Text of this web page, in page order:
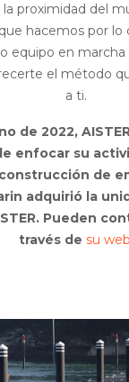
proximidad del
hacemos por
equipo en marcha
el método
a ti.
de 2022,
enfocar su
de
adquirió la
Pueden
través de su